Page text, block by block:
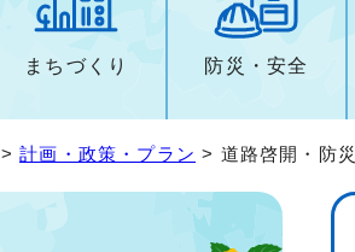
まちづくり 防災・安全
>計画・政策・プラン > 道路啓開・防災